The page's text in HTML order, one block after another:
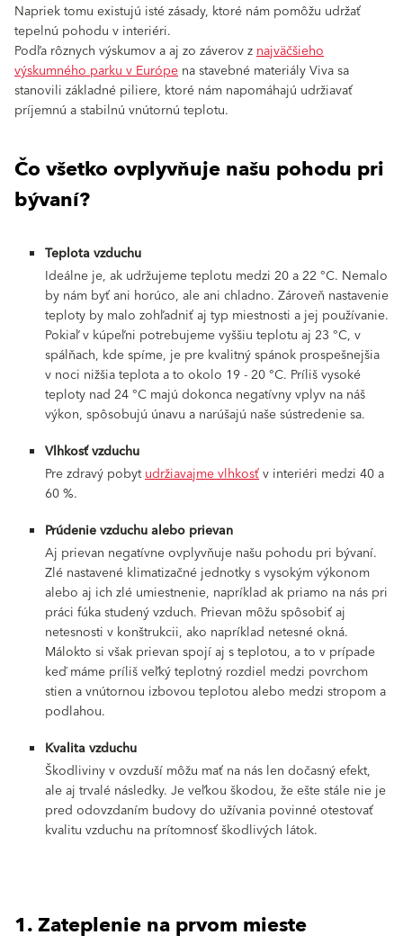
Napriek tomu existujú isté zásady, ktoré nám pomôžu udržať
tepelnú pohodu v interiéri.
Podľa rôznych výskumov a aj zo záverov znajväčšieho
výskumného parku v Európe na stavebné materiály Viva sa
stanovili základné piliere, ktoré nám napomáhajú udržiavať
príjemnú a stabilnú vnútornú teplotu.
Čo všetko ovplyvňuje našu pohodu pri
bývaní?
Teplota vzduchu
Ideálne je, ak udržujeme teplotu medzi 20 a 22 °C. Nemalo
by nám byť ani horúco, ale ani chladno. Zároveň nastavenie
teploty by malo zohľadniť aj typ miestnosti a jej používanie.
Pokiaľ v kúpeľni potrebujeme vyššiu teplotu aj 23 °C, v
spálňach, kde spíme, je pre kvalitný spánok prospešnejšia
v noci nižšia teplota a to okolo 19 - 20 °C. Príliš vysoké
teploty nad 24 °C majú dokonca negatívny vplyv na náš
výkon, spôsobujú únavu a narúšajú naše sústredenie sa.
Vlhkosť vzduchu
Pre zdravý pobytudržiavajme vlhkosťv interiéri medzi 40 a
60 %.
Prúdenie vzduchu alebo prievan
Aj prievan negatívne ovplyvňuje našu pohodu pri bývaní.
Zlé nastavené klimatizačné jednotky s vysokým výkonom
alebo aj ich zlé umiestnenie, napríklad ak priamo na nás pri
práci fúka studený vzduch. Prievan môžu spôsobiť aj
netesnosti v konštrukcii, ako napríklad netesné okná.
Málokto si však prievan spojí aj s teplotou, a to v prípade
keď máme príliš veľký teplotný rozdiel medzi povrchom
stien a vnútornou izbovou teplotou alebo medzi stropom a
podlahou.
Kvalita vzduchu
Škodliviny v ovzduší môžu mať na nás len dočasný efekt,
ale aj trvalé následky. Je veľkou škodou, že ešte stále nie je
pred odovzdaním budovy do užívania povinné otestovať
kvalitu vzduchu na prítomnosť škodlivých látok.
1. Zateplenie na prvom mieste